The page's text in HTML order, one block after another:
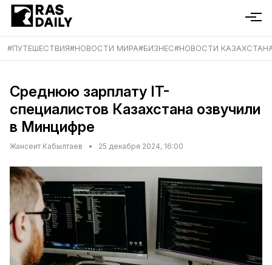
#ПУТЕШЕСТВИЯ#НОВОСТИ МИРА#БИЗНЕС#НОВОСТИ
Среднюю зарплату IT-
специалистов Казахстана озвучили
в Минцифре
Жансеит Кабылтаев • 25 декабря 2024, 16:00